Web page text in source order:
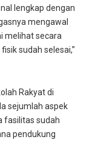
lengkap dengan
mengawal
melihat secara
sudah selesai,”
Rakyat di
sejumlah aspek
fasilitas sudah
pendukung